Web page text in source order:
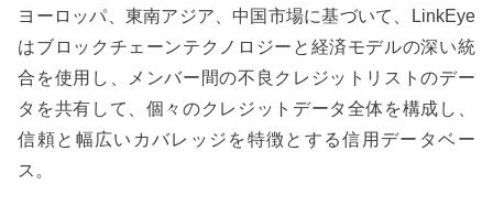
ヨーロッパ、東南アジア、中国市場に基づいて、LinkEye
はブロックチェーンテクノロジーと経済モデルの深い統
合を使用し、メンバー間の不良クレジットリストのデー
タを共有して、個々のクレジットデータ全体を構成し、
信頼と幅広いカバレッジを特徴とする信用データベー
ス。